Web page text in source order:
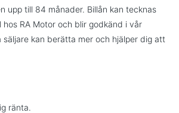
upp till 84 månader. Billån kan tecknas
hos RA Motor och blir godkänd i vår
säljare kan berätta mer och hjälper dig att
ränta.